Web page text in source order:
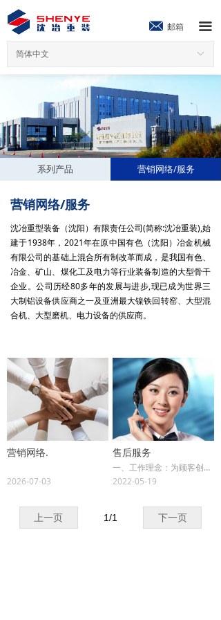
끀
ꀅ
简体中文
邮箱
营销网络/服务
沈冶重型装备（沈阳）有限责任公司(简称:沈冶重装),始
建于1938年，2021年在原中国有色（沈阳）冶金机械
有限公司的基础上混合所有制改革而成，是我国有色、
冶金、矿山、煤化工及电力等行业装备制造的大型骨干
企业。公司历经80多年的发展与进步,现已成为世界三
大制铝设备供应商之一及亚洲最大镍铁回转窑、大型混
合机、大型磨机、电力设备的供应商。
营销网络.
2026-07-03
售后服务
一、工作理念：为顾客创造价值，为公司产品交验提供坚强保障。
2022-05-19
上一页 下一页
1/1
系列产品 营销网络/服务